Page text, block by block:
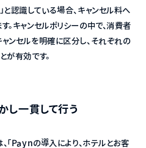
と認識している場合、キャンセル料へ
。キャンセルポリシーの中で、消費者
ンセルを明確に区分し、それぞれの
が有効です。
し一貫して行う
「Paynの導入により、ホテルとお客